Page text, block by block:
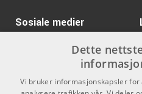
8x analoge innganger til
Word clock input på BNC
24-bits siste generasjon
kHz samplingsfrekvens
COMP
ARTIKKELNUMMER 1063752
Sosiale medier
Dette
Vi bruker informasjonskapsler